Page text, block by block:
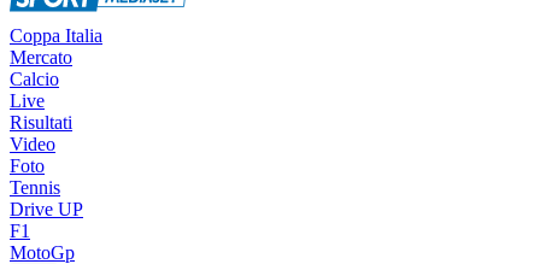
Coppa Italia
Mercato
Calcio
Live
Risultati
Video
Foto
Tennis
Drive UP
F1
MotoGp